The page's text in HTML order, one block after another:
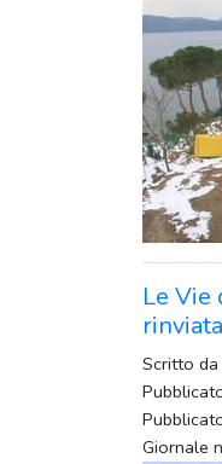
Le Vie
rinviata
Scritto da
Giornale